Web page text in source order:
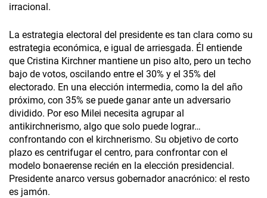
irracional.
La estrategia electoral del presidente es tan clara como su
estrategia económica, e igual de arriesgada. Él entiende
que Cristina Kirchner mantiene un piso alto, pero un techo
bajo de votos, oscilando entre el 30% y el 35% del
electorado. En una elección intermedia, como la del año
próximo, con 35% se puede ganar ante un adversario
dividido. Por eso Milei necesita agrupar al
antikirchnerismo, algo que solo puede lograr…
confrontando con el kirchnerismo. Su objetivo de corto
plazo es centrifugar el centro, para confrontar con el
modelo bonaerense recién en la elección presidencial.
Presidente anarco versus gobernador anacrónico: el resto
es jamón.